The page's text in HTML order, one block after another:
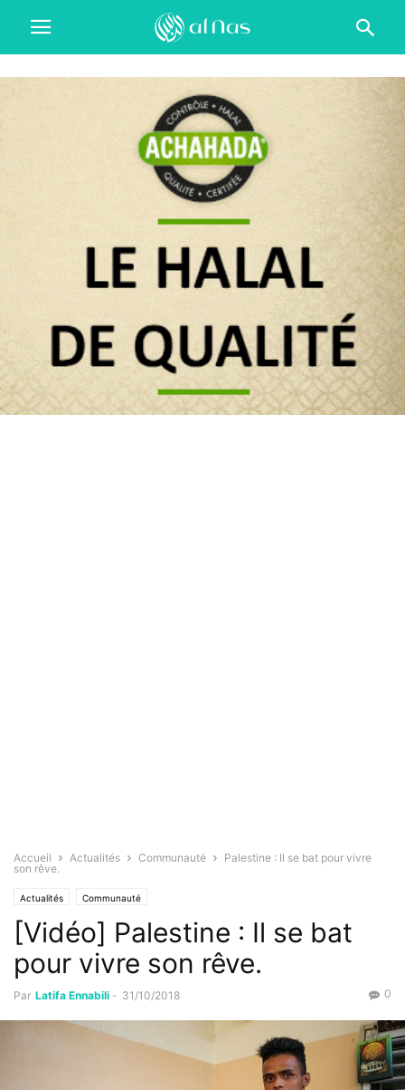
Accueil Actualités Communauté
Palestine : Il se bat pour vivre
son rêve.
Actualités Communauté
[Vidéo] Palestine : Il se bat
pour vivre son rêve.
Par Latifa Ennabili - 31/10/2018 0